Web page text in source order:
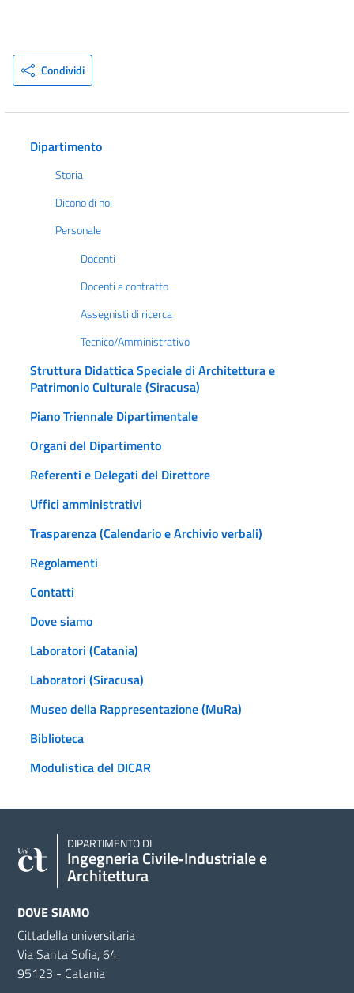
Condividi
Dipartimento
Storia
Dicono di noi
Personale
Docenti
Docenti a contratto
Assegnisti di ricerca
Tecnico/Amministrativo
Struttura Didattica Speciale di Architettura e
Patrimonio Culturale (Siracusa)
Piano Triennale Dipartimentale
Organi del Dipartimento
Referenti e Delegati del Direttore
Uffici amministrativi
Trasparenza (Calendario e Archivio verbali)
Regolamenti
Contatti
Dove siamo
Laboratori (Catania)
Laboratori (Siracusa)
Museo della Rappresentazione (MuRa)
Biblioteca
Modulistica del DICAR
DIPARTIMENTO DI
Ingegneria Civile‑Industriale e
Architettura
DOVE SIAMO
Cittadella universitaria
Via Santa Sofia, 64
95123 - Catania